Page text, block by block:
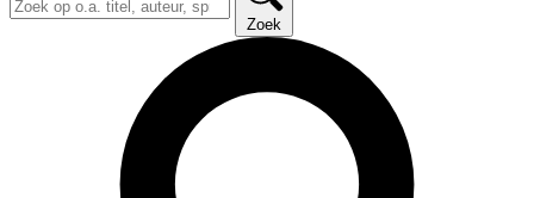
Zoek